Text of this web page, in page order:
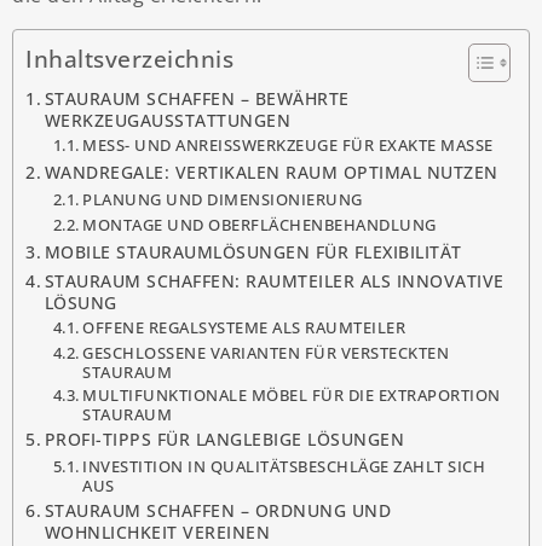
Inhaltsverzeichnis
STAURAUM SCHAFFEN – BEWÄHRTE
WERKZEUGAUSSTATTUNGEN
MESS- UND ANREISSWERKZEUGE FÜR EXAKTE MASSE
WANDREGALE: VERTIKALEN RAUM OPTIMAL NUTZEN
PLANUNG UND DIMENSIONIERUNG
MONTAGE UND OBERFLÄCHENBEHANDLUNG
MOBILE STAURAUMLÖSUNGEN FÜR FLEXIBILITÄT
STAURAUM SCHAFFEN: RAUMTEILER ALS INNOVATIVE
LÖSUNG
OFFENE REGALSYSTEME ALS RAUMTEILER
GESCHLOSSENE VARIANTEN FÜR VERSTECKTEN
STAURAUM
MULTIFUNKTIONALE MÖBEL FÜR DIE EXTRAPORTION
STAURAUM
PROFI-TIPPS FÜR LANGLEBIGE LÖSUNGEN
INVESTITION IN QUALITÄTSBESCHLÄGE ZAHLT SICH
AUS
STAURAUM SCHAFFEN – ORDNUNG UND
WOHNLICHKEIT VEREINEN